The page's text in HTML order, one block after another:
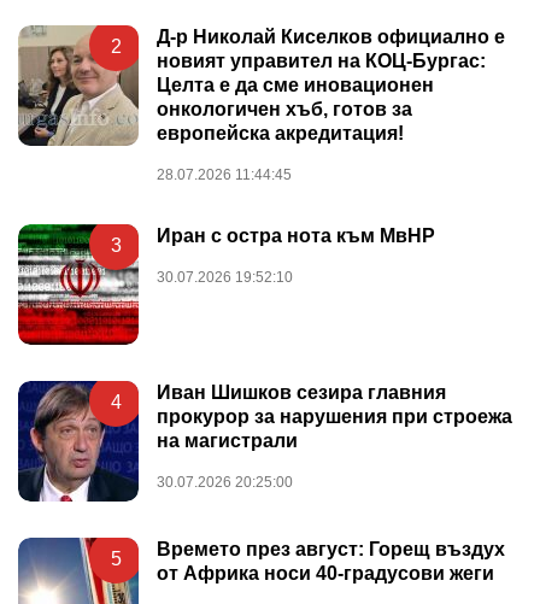
2
Д-р Николай Киселков официално е
новият управител на КОЦ-Бургас:
Целта е да сме иновационен
онкологичен хъб, готов за
европейска акредитация!
28.07.2026 11:44:45
3 Иран с остра нота към МвНР
30.07.2026 19:52:10
4
Иван Шишков сезира главния
прокурор за нарушения при строежа
на магистрали
30.07.2026 20:25:00
5
Времето през август: Горещ въздух
от Африка носи 40-градусови жеги